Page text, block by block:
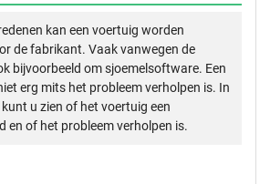
kan een voertuig worden
de fabrikant. Vaak vanwegen de
bijvoorbeeld om sjoemelsoftware. Een
erg mits het probleem verholpen is. In
u zien of het voertuig een
en of het probleem verholpen is.